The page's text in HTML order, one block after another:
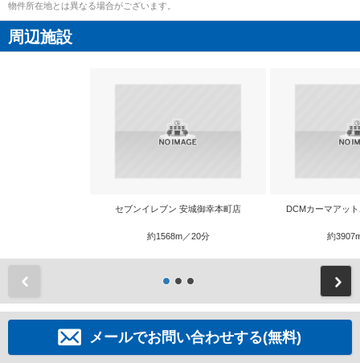
物件所在地とは異なる場合がございます。
周辺施設
セブンイレブン 安城御幸本町店
約1568m／20分
DCMカーマアッ
約
メールでお問い合わせする(無料)